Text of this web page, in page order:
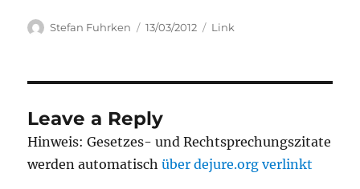
Author
Stefan Fuhrken
Posted
13/03/2012 Categories
Link
Leave a Reply
Hinweis: Gesetzes- und Rechtsprechungszitate
werden automatischüber dejure.org verlinkt